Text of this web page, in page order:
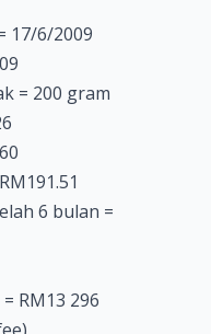
17/6/2009
= 200 gram
6 bulan =
RM13 296